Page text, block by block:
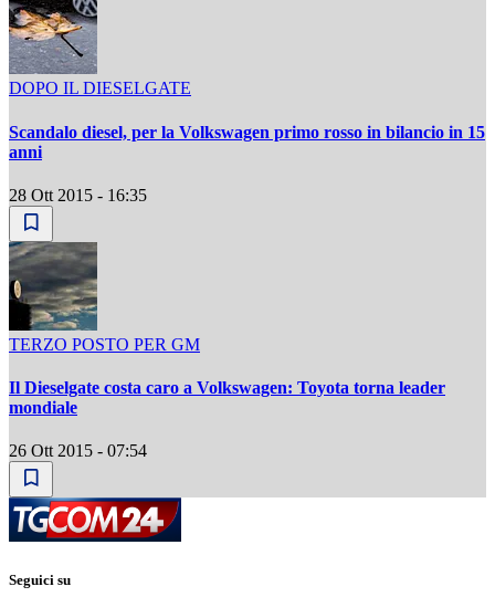
DOPO IL DIESELGATE
Scandalo diesel, per la Volkswagen primo rosso in bilancio in 15
anni
28 Ott 2015 - 16:35
TERZO POSTO PER GM
Il Dieselgate costa caro a Volkswagen: Toyota torna leader
mondiale
26 Ott 2015 - 07:54
Seguici su